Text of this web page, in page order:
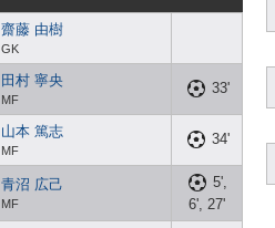
齋藤 由樹
GK
田村 寧央
MF
33'
山本 篤志
MF
34'
青沼 広己
MF
5',
6', 27'